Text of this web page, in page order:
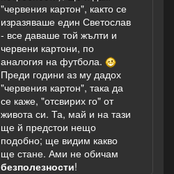
"червения картон", както се
изразяваше един Светослав
- все даваше той жълти и
червени картони, по
аналогия на футбола.
Преди години аз му дадох
"червения картон", така да
се каже, "отсвирих го" от
живота си. Та, май и на тази
ще й предстои нещо
подобно; ще видим какво
ще стане. Ами не обичам
безполезности!